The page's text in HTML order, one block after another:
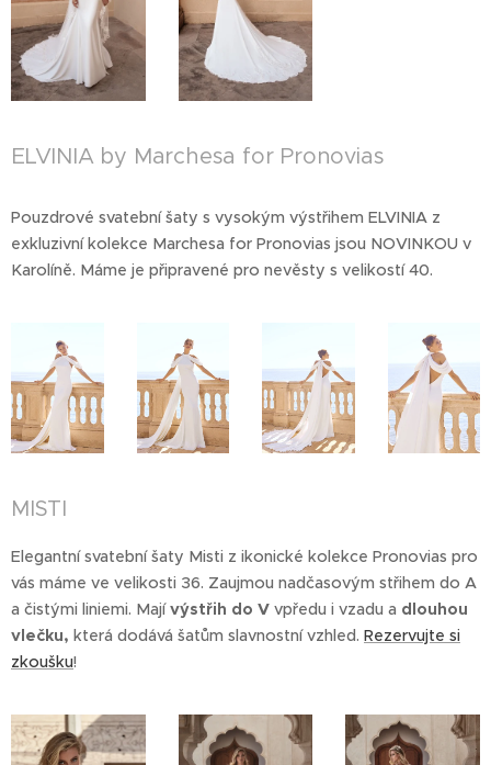
ELVINIA by Marchesa for Pronovias
Pouzdrové svatební šaty s vysokým výstřihem ELVINIA z
exkluzivní kolekce Marchesa for Pronovias jsou NOVINKOU v
Karolíně. Máme je připravené pro nevěsty s velikostí 40.
MISTI
Elegantní svatební šaty Misti z ikonické kolekce Pronovias pro
vás máme ve velikosti 36. Zaujmou nadčasovým střihem do A
a čistými liniemi. Majívýstřih do V vpředu i vzadu a dlouhou
vlečku, která dodává šatům slavnostní vzhled. Rezervujte si
zkoušku!